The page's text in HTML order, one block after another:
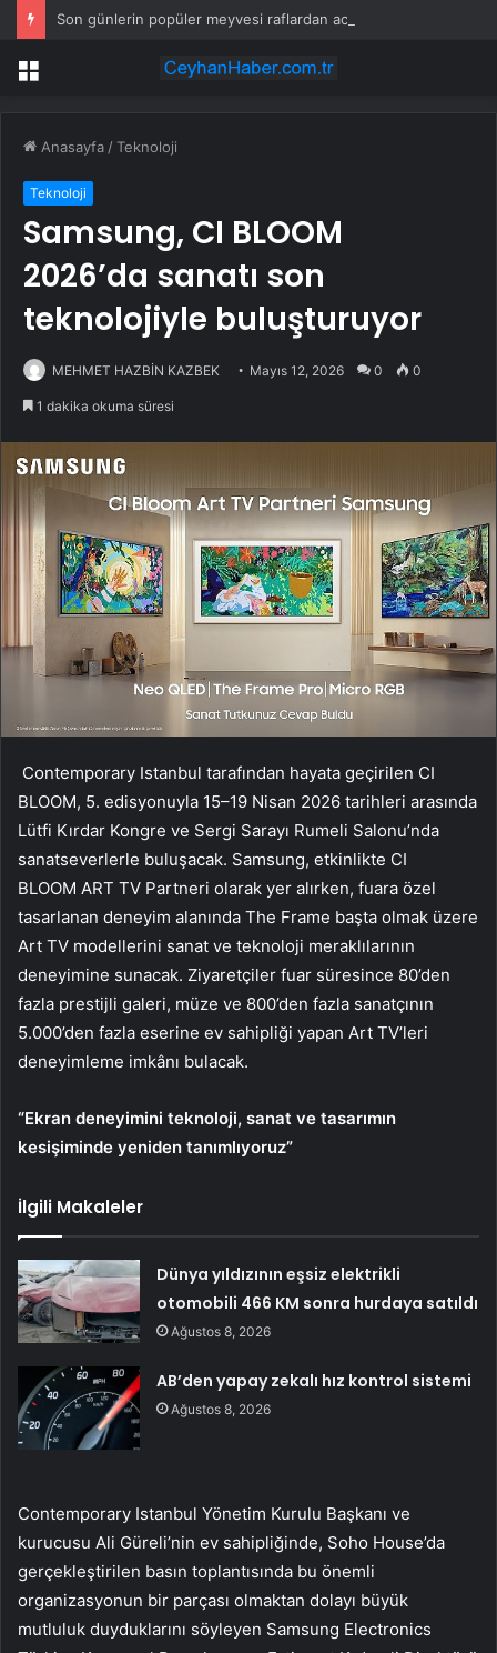
Menü
Anasayfa /Teknoloji
Teknoloji
Samsung, CI BLOOM
2026’da sanatı son
teknolojiyle buluşturuyor
MEHMET HAZBİN KAZBEK Mayıs 12, 2026 0 0
1 dakika okuma süresi
Contemporary Istanbul tarafından hayata geçirilen CI
BLOOM, 5. edisyonuyla 15–19 Nisan 2026 tarihleri arasında
Lütfi Kırdar Kongre ve Sergi Sarayı Rumeli Salonu’nda
sanatseverlerle buluşacak. Samsung, etkinlikte CI
BLOOM ART TV Partneri olarak yer alırken, fuara özel
tasarlanan deneyim alanında The Frame başta olmak üzere
Art TV modellerini sanat ve teknoloji meraklılarının
deneyimine sunacak. Ziyaretçiler fuar süresince 80’den
fazla prestijli galeri, müze ve 800’den fazla sanatçının
5.000’den fazla eserine ev sahipliği yapan Art TV’leri
deneyimleme imkânı bulacak.
“Ekran deneyimini teknoloji, sanat ve tasarımın
kesişiminde yeniden tanımlıyoruz”
İlgili Makaleler
Dünya yıldızının eşsiz elektrikli
otomobili 466 KM sonra hurdaya satıldı
Ağustos 8, 2026
AB’den yapay zekalı hız kontrol sistemi
Ağustos 8, 2026
Contemporary Istanbul Yönetim Kurulu Başkanı ve
kurucusu Ali Güreli’nin ev sahipliğinde, Soho House’da
gerçekleştirilen basın toplantısında bu önemli
organizasyonun bir parçası olmaktan dolayı büyük
mutluluk duyduklarını söyleyen Samsung Electronics